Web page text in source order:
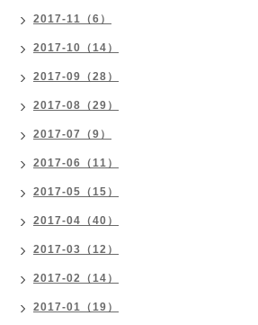
2017-11（6）
2017-10（14）
2017-09（28）
2017-08（29）
2017-07（9）
2017-06（11）
2017-05（15）
2017-04（40）
2017-03（12）
2017-02（14）
2017-01（19）